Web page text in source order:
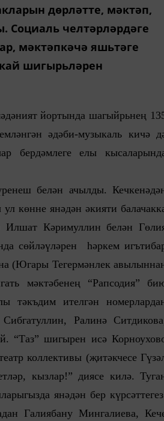
дөрләтте, мәктәп,
Социаль челтәрләрдәге
мәктәпкәчә яшьтәге
шигырьләрен
йортында шагыйрьнең
әдәби-музыкаль кичә
бердәмлеге елы
белән ачылды.
көнне янәдән әкияти
Кәримуллин белән
сөйләүләрен һәркем
(Югары Тегермәнлек
мәктәбенең “Рапсодия”
тәкъдим ителгән
Ралинә
“Таз” шигырен исә
коллективы (җитәкчесе
кызлар!” диясе килә.
янәдән бер
Галиябану Мингалиева,